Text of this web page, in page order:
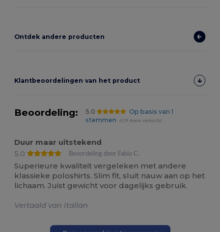
Ontdek andere producten
Klantbeoordelingen van het product
Beoordeling: 5.0
Op basis van 1
stemmen
619 items verkocht
Duur maar uitstekend
5.0
Beoordeling door Fabio C.
Superieure kwaliteit vergeleken met andere
klassieke poloshirts. Slim fit, sluit nauw aan op het
lichaam. Juist gewicht voor dagelijks gebruik.
Vertaald van Italian